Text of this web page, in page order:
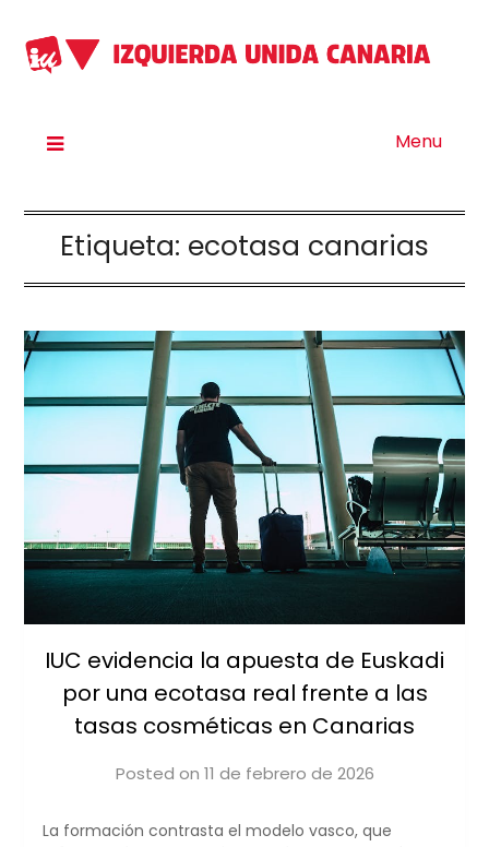
Menu
Etiqueta: ecotasa canarias
IUC evidencia la apuesta de Euskadi
por una ecotasa real frente a las
tasas cosméticas en Canarias
Posted on 11 de febrero de 2026
La formación contrasta el modelo vasco, que